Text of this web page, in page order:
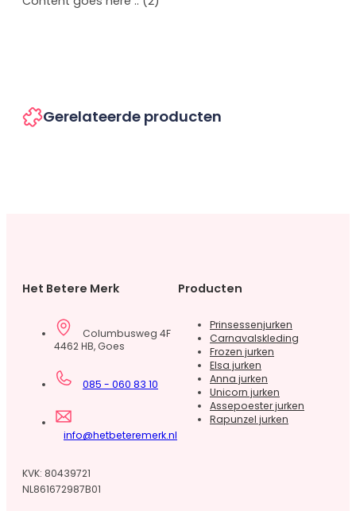
Gerelateerde producten
Het Betere Merk
Columbusweg 4F
4462 HB, Goes
085 - 060 83 10
info@hetbeteremerk.nl
KVK: 80439721
NL861672987B01
Producten
Prinsessenjurken
Carnavalskleding
Frozen jurken
Elsa jurken
Anna jurken
Unicorn jurken
Assepoester jurken
Rapunzel jurken